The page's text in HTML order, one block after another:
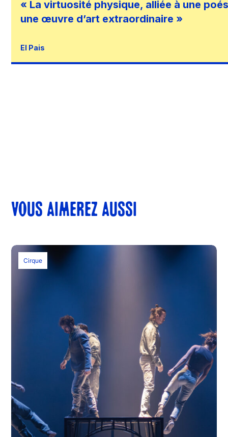
« La virtuosité physique, alliée à une
une œuvre d’art extraordinaire »
El Pais
VOUS AIMEREZ AUSSI
Cirque